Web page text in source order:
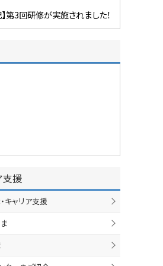
第3回研修が実施されました！
支援
キャリア支援